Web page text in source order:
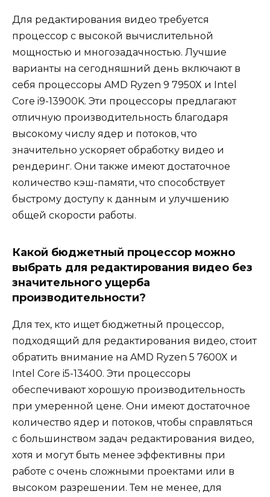
Для редактирования видео требуется
процессор с высокой вычислительной
мощностью и многозадачностью. Лучшие
варианты на сегодняшний день включают в
себя процессоры AMD Ryzen 9 7950X и Intel
Core i9-13900K. Эти процессоры предлагают
отличную производительность благодаря
высокому числу ядер и потоков, что
значительно ускоряет обработку видео и
рендеринг. Они также имеют достаточное
количество кэш-памяти, что способствует
быстрому доступу к данным и улучшению
общей скорости работы.
Какой бюджетный процессор можно
выбрать для редактирования видео без
значительного ущерба
производительности?
Для тех, кто ищет бюджетный процессор,
подходящий для редактирования видео, стоит
обратить внимание на AMD Ryzen 5 7600X и
Intel Core i5-13400. Эти процессоры
обеспечивают хорошую производительность
при умеренной цене. Они имеют достаточное
количество ядер и потоков, чтобы справляться
с большинством задач редактирования видео,
хотя и могут быть менее эффективны при
работе с очень сложными проектами или в
высоком разрешении. Тем не менее, для